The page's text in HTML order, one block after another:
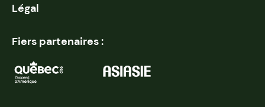
Légal
Fiers partenaires :